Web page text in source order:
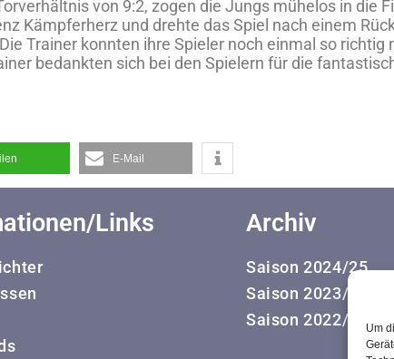
Um
von 9:2, zogen die Jungs mühelos in die
Kämpferherz und drehte das Spiel nach einem
Trainer konnten ihre Spieler noch einmal so
bedankten sich bei den Spielern für die
E-Mail
Links Archiv
Saison 2024/25
Saison 2023/24
Saison 2022/23